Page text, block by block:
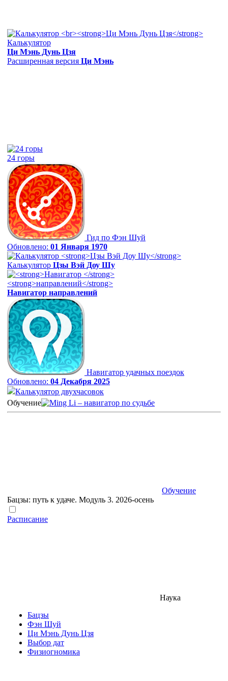
Калькулятор
Ци Мэнь Дунь Цзя
Расширенная версия Ци Мэнь
24 горы
Гид по Фэн Шуй
Обновлено: 01 Января 1970
Калькулятор Цзы Вэй Доу Шу
Навигатор направлений
Навигатор удачных поездок
Обновлено: 04 Декабря 2025
Калькулятор двухчасовок
Обучение
Обучение
Бацзы: путь к удаче. Модуль 3. 2026-осень
Расписание
Наука
Бацзы
Фэн Шуй
Ци Мэнь Дунь Цзя
Выбор дат
Физиогномика